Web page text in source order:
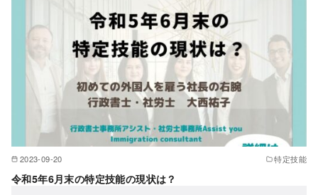
2023-09-20 特定技能
令和5年6月末の特定技能の現状は？